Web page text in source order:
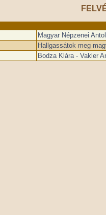
Magyar Népzenei
Hallgassátok meg
Bodza Klára - Vakler